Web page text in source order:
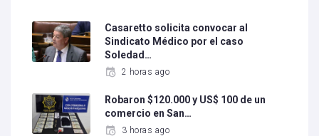
Casaretto solicita convocar al
Sindicato Médico por el caso
Soledad…
2 horas ago
Robaron $120.000 y US$ 100 de un
comercio en San…
3 horas ago